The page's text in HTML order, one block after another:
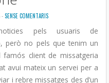
-SENSE COMENTARIS
pels usuaris de
però no pels que tenim un
famós client de missatgeria
avui mateix un servei per a
i rebre missatges des d’un